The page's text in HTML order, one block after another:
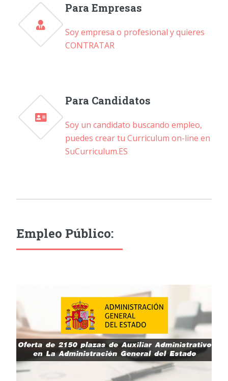
Para Empresas
Soy empresa o profesional y quieres
CONTRATAR
Para Candidatos
Soy un candidato buscando empleo,
puedes crear tu Curriculum on-line en
SuCurriculum.ES
Empleo Público: